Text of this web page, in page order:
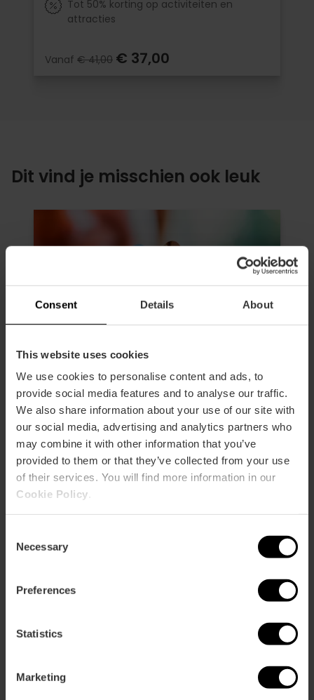
Consent Details About
This website uses cookies
We use cookies to personalise content and ads, to
provide social media features and to analyse our traffic.
We also share information about your use of our site with
our social media, advertising and analytics partners who
may combine it with other information that you’ve
provided to them or that they’ve collected from your use
of their services. You will find more information in our
Cookie Policy
Selection
Necessary
Preferences
Statistics
Marketing
Tot 50% korting op activiteiten en
attracties
Vanaf € 41,00 € 37,00
Dit vind je misschien ook leuk
Valencia Tourist Card 24, 48 of 72
uur
4.9 - 1, 951 beoordelingen
10% korting Exclusief web